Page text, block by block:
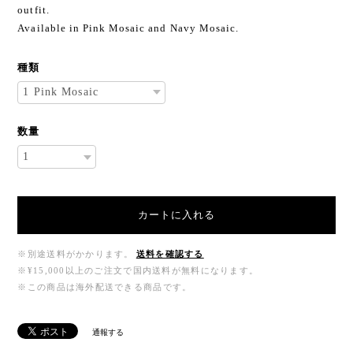
outfit.
Available in Pink Mosaic and Navy Mosaic.
種類
数量
カートに入れる
※別途送料がかかります。
送料を確認する
※¥15,000以上のご注文で国内送料が無料になります。
※この商品は海外配送できる商品です。
通報する